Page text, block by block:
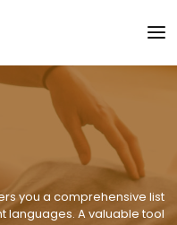
you a comprehensive list
languages. A valuable tool